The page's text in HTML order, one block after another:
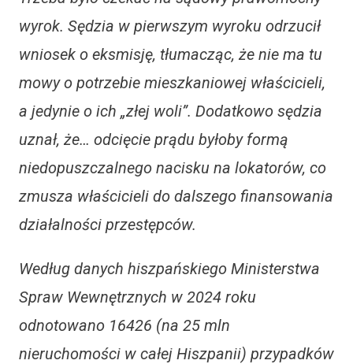
wyrok. Sędzia w pierwszym wyroku odrzucił
wniosek o eksmisję, tłumacząc, że nie ma tu
mowy o potrzebie mieszkaniowej właścicieli,
a jedynie o ich „złej woli”. Dodatkowo sędzia
uznał, że… odcięcie prądu byłoby formą
niedopuszczalnego nacisku na lokatorów, co
zmusza właścicieli do dalszego finansowania
działalności przestępców.
Według danych hiszpańskiego Ministerstwa
Spraw Wewnętrznych w 2024 roku
odnotowano 16426 (na 25 mln
nieruchomości w całej Hiszpanii) przypadków